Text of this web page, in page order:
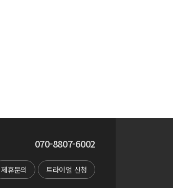
070-8807-6002
제휴문의 트라이얼 신청